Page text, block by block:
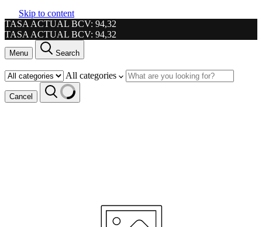
Skip to content
TASA ACTUAL BCV: 94,32
TASA ACTUAL BCV: 94,32
Menu Search
All categories
Cancel